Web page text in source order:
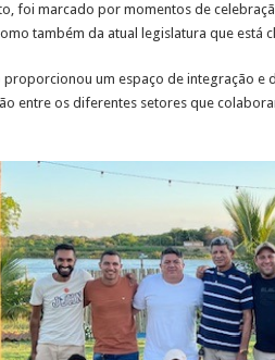
foi marcado por momentos de
também da atual legislatura que está
proporcionou um espaço de integração e
entre os diferentes setores que